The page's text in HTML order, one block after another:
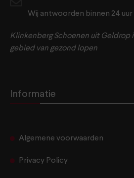
Wij antwoorden binnen 24 uur
Klinkenberg Schoenen uit Geldrop
gebied van gezond lopen
Informatie
Algemene voorwaarden
Privacy Policy